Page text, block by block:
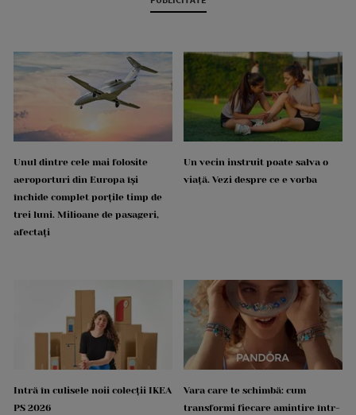
Unul dintre cele mai folosite
aeroporturi din Europa își
închide complet porțile timp de
trei luni. Milioane de pasageri,
afectați
Un vecin instruit poate salva o
viață. Vezi despre ce e vorba
Intră în culisele noii colecții IKEA
PS 2026
Vara care te schimbă: cum
transformi fiecare amintire într-